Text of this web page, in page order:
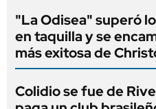
"La Odisea" superó
en taquilla y se
más exitosa de
Colidio se fue de